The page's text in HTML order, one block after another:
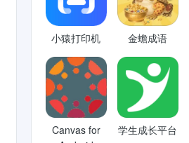
小猿打印机 金蟾成语
Canvas for
学生成长平台